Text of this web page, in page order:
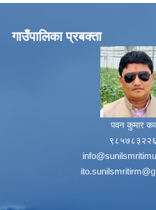
गाउँपालिका प्रबक्ता
पवन कुमार